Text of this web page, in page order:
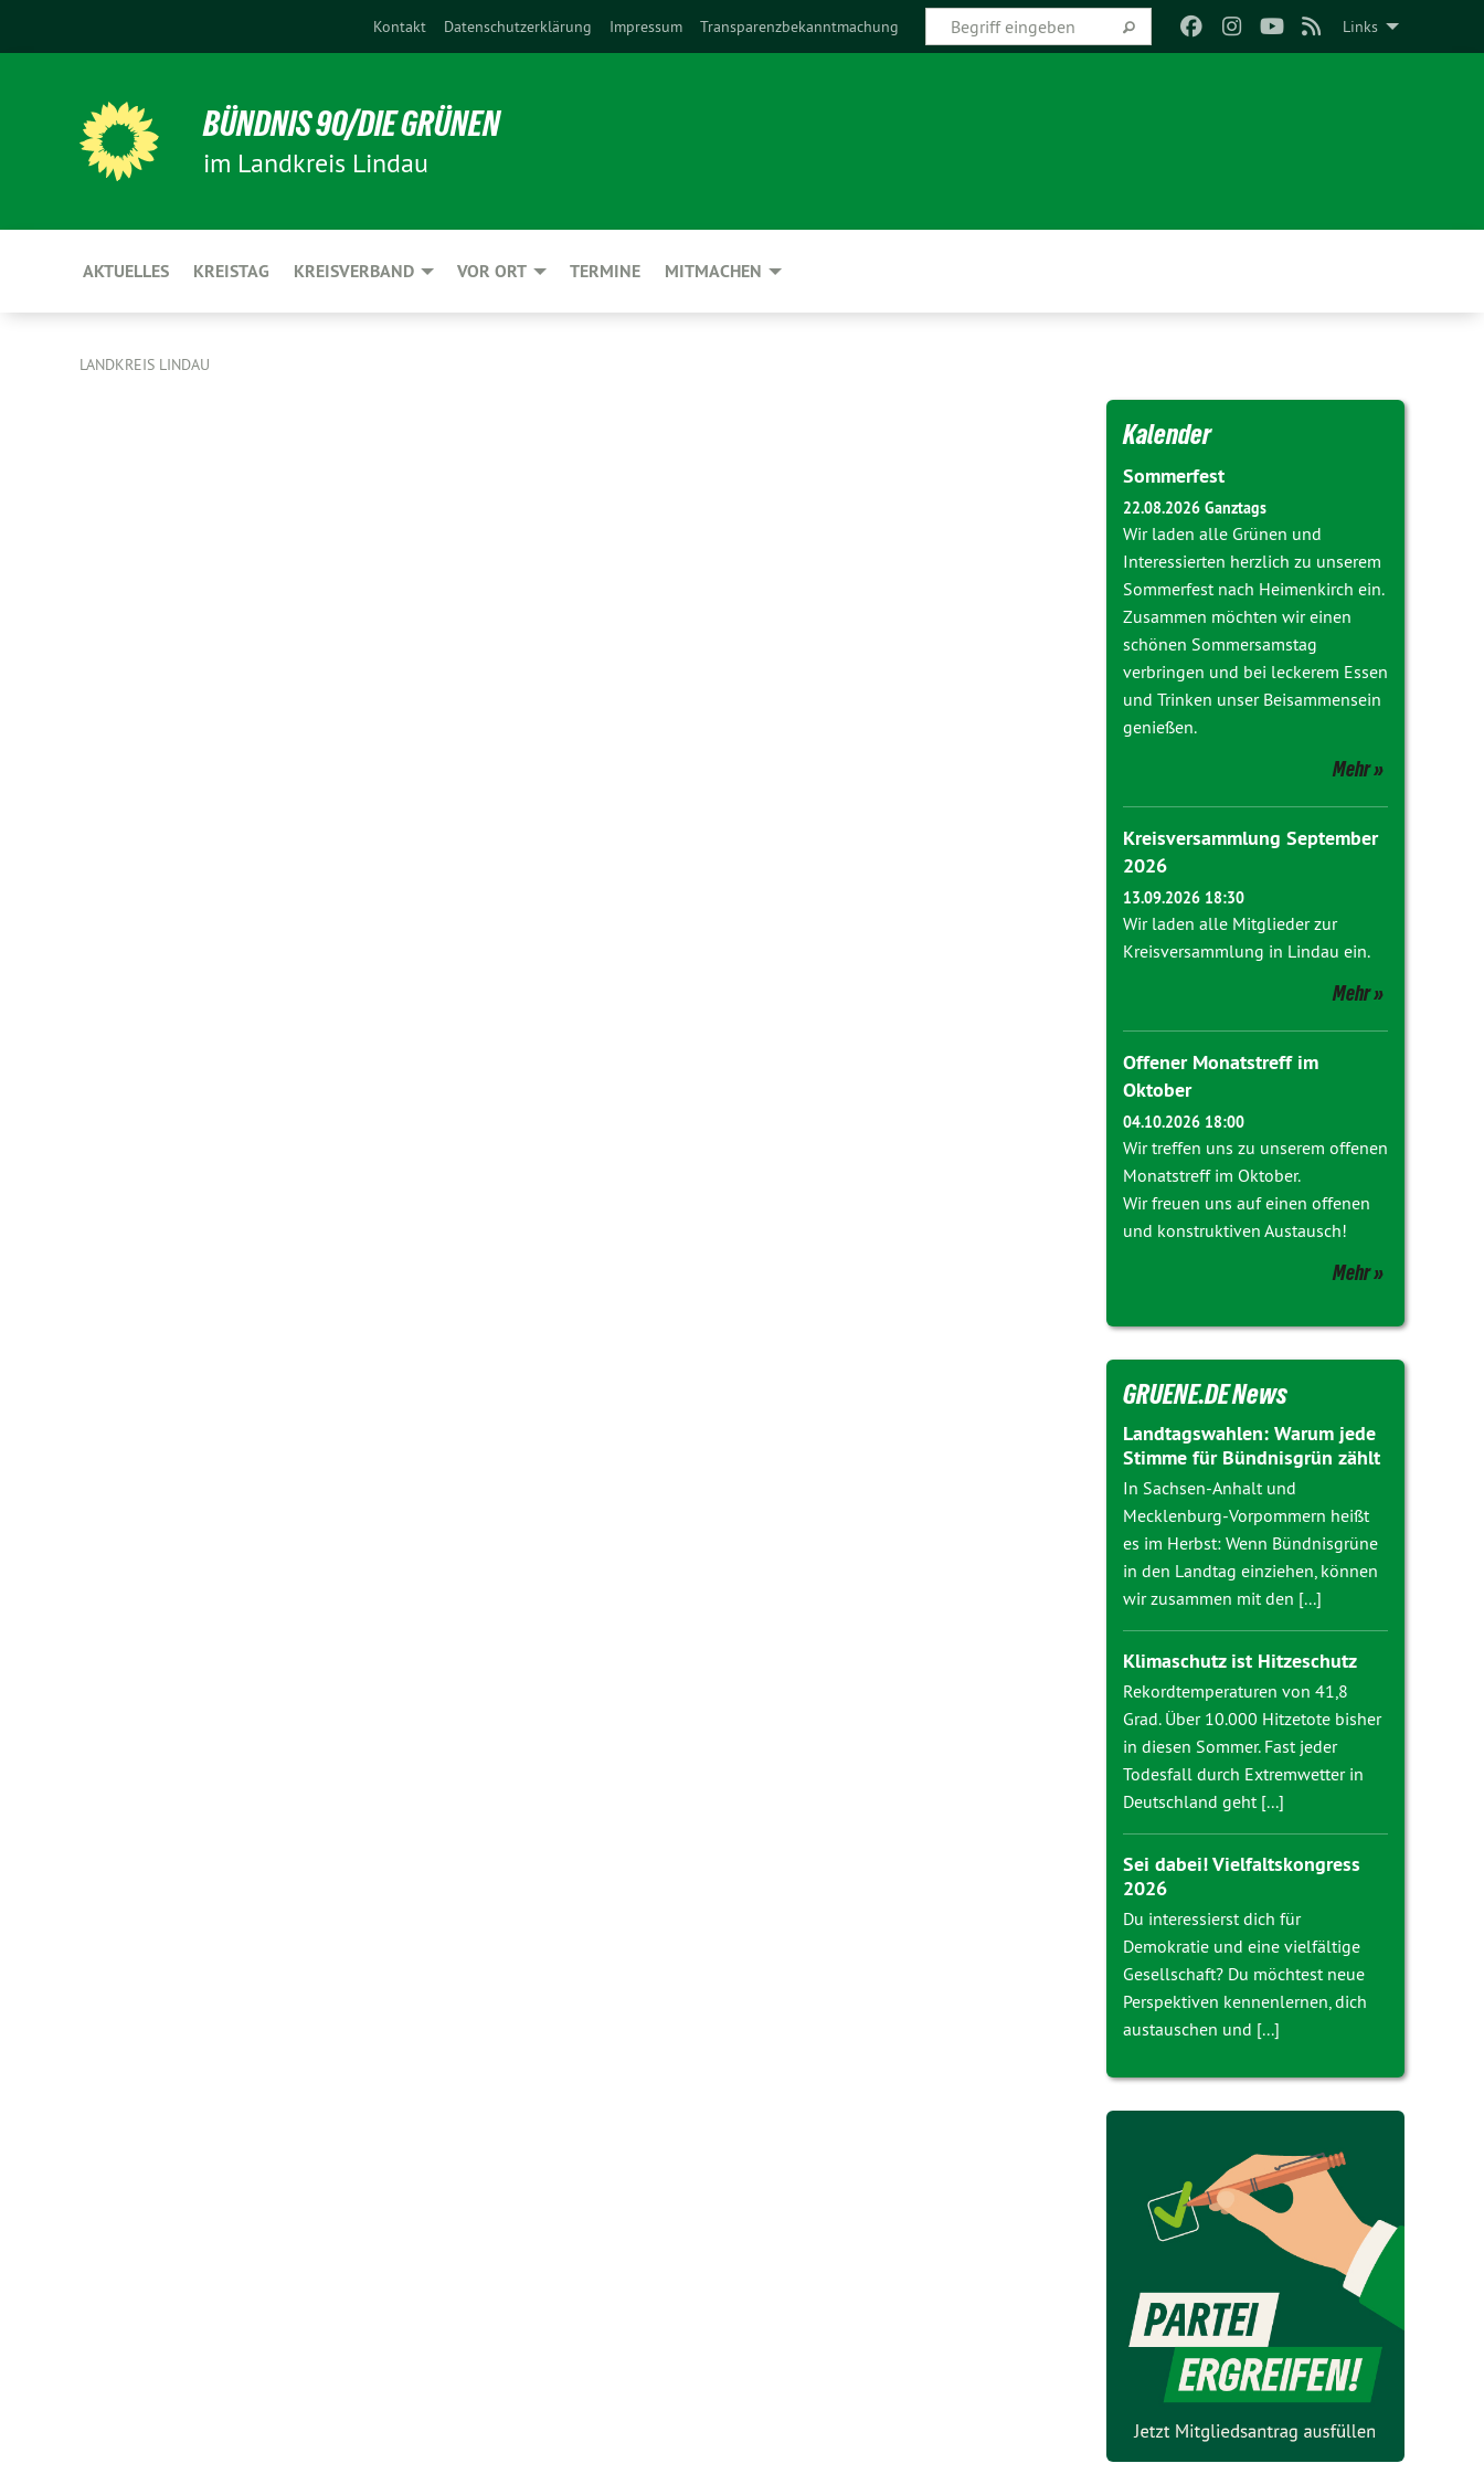
Links
Kontakt Datenschutzerklärung Impressum Transparenzbekanntmachung
BÜNDNIS 90/DIE GRÜNEN
im Landkreis Lindau
AKTUELLES KREISTAG KREISVERBAND VOR ORT TERMINE MITMACHEN
LANDKREIS LINDAU
Kalender
Sommerfest
22.08.2026 Ganztags
Wir laden alle Grünen und
Interessierten herzlich zu unserem
Sommerfest nach Heimenkirch ein.
Zusammen möchten wir einen
schönen Sommersamstag
verbringen und bei leckerem Essen
und Trinken unser Beisammensein
genießen.
Mehr
Kreisversammlung September
2026
13.09.2026 18:30
Wir laden alle Mitglieder zur
Kreisversammlung in Lindau ein.
Mehr
Offener Monatstreff im
Oktober
04.10.2026 18:00
Wir treffen uns zu unserem offenen
Monatstreff im Oktober.
Wir freuen uns auf einen offenen
und konstruktiven Austausch!
Mehr
GRUENE.DE News
Landtagswahlen: Warum jede
Stimme für Bündnisgrün zählt
In Sachsen-Anhalt und
Mecklenburg-Vorpommern heißt
es im Herbst: Wenn Bündnisgrüne
in den Landtag einziehen, können
wir zusammen mit den [...]
Klimaschutz ist Hitzeschutz
Rekordtemperaturen von 41,8
Grad. Über 10.000 Hitzetote bisher
in diesen Sommer. Fast jeder
Todesfall durch Extremwetter in
Deutschland geht [...]
Sei dabei! Vielfaltskongress
2026
Du interessierst dich für
Demokratie und eine vielfältige
Gesellschaft? Du möchtest neue
Perspektiven kennenlernen, dich
austauschen und [...]